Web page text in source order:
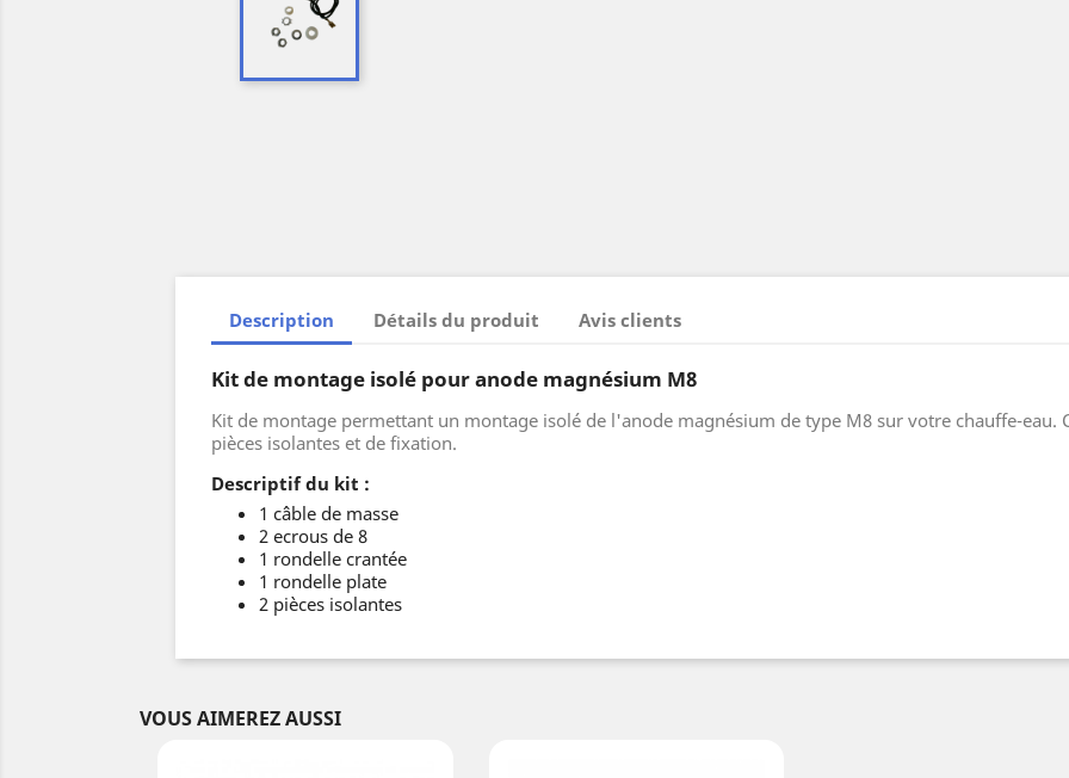
Description Détails du produit Avis clients
Kit de montage isolé pour anode magnésium M8
Kit de montage permettant un montage isolé de l'anode magnésium de type M8 sur votre chauffe-eau.
pièces isolantes et de fixation.
Descriptif du kit :
1 câble de masse
2 ecrous de 8
1 rondelle crantée
1 rondelle plate
2 pièces isolantes
VOUS AIMEREZ AUSSI